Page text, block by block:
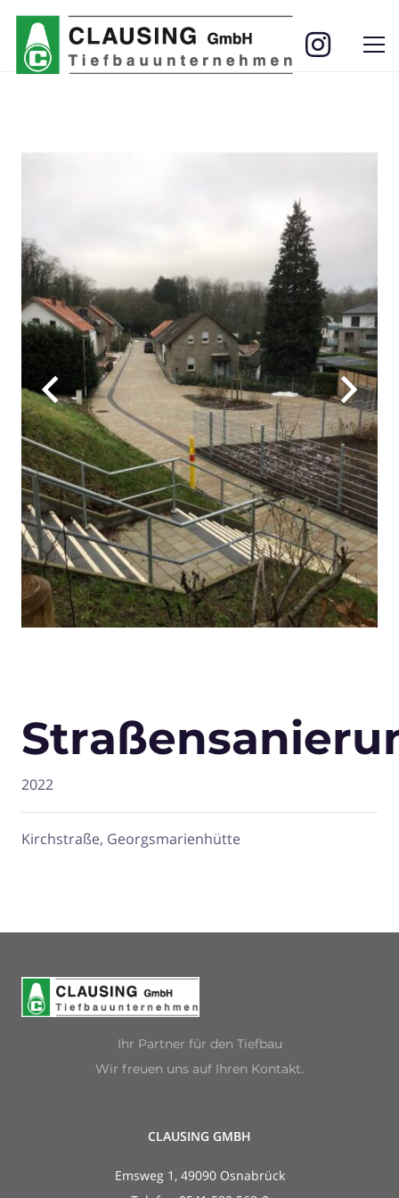
2022
Kirchstraße, Georgsmarienhütte
Ihr Partner für den Tiefbau
Wir freuen uns auf Ihren Kontakt.
CLAUSING GMBH
Emsweg 1, 49090 Osnabrück